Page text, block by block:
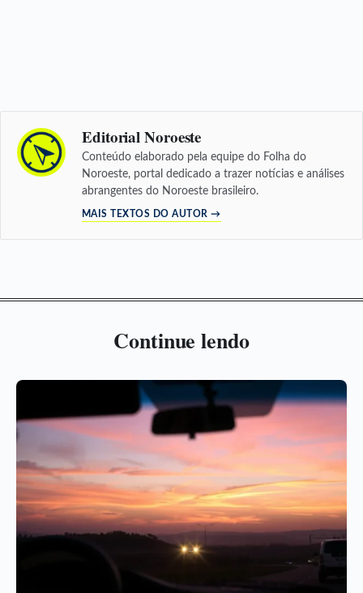
Editorial Noroeste
Conteúdo elaborado pela equipe do Folha do
Noroeste, portal dedicado a trazer notícias e análises
abrangentes do Noroeste brasileiro.
MAIS TEXTOS DO AUTOR →
Continue lendo